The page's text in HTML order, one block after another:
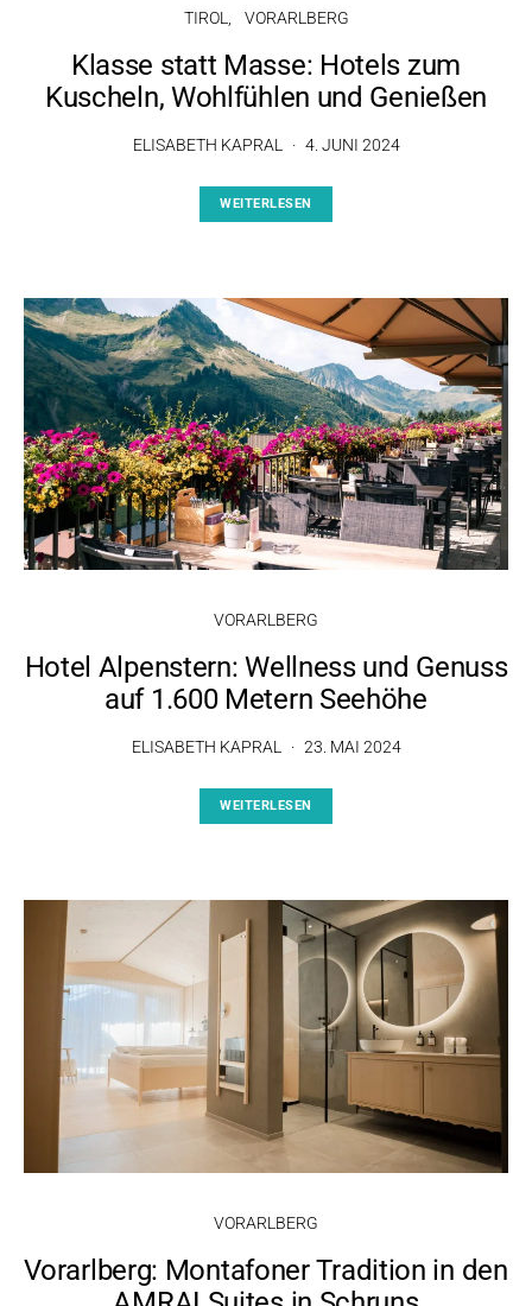
TIROL VORARLBERG
Klasse statt Masse: Hotels zum
Kuscheln, Wohlfühlen und Genießen
ELISABETH KAPRAL 4. JUNI 2024
WEITERLESEN
VORARLBERG
Hotel Alpenstern: Wellness und Genuss
auf 1.600 Metern Seehöhe
ELISABETH KAPRAL 23. MAI 2024
WEITERLESEN
VORARLBERG
Vorarlberg: Montafoner Tradition in den